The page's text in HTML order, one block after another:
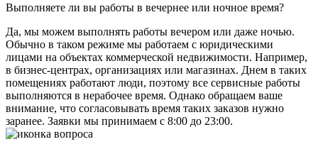
Выполняете ли вы работы в вечернее или ночное время?
Да, мы можем выполнять работы вечером или даже ночью.
Обычно в таком режиме мы работаем с юридическими
лицами на объектах коммерческой недвижимости. Например,
в бизнес-центрах, организациях или магазинах. Днем в таких
помещениях работают люди, поэтому все сервисные работы
выполняются в нерабочее время. Однако обращаем ваше
внимание, что согласовывать время таких заказов нужно
заранее. Заявки мы принимаем с 8:00 до 23:00.